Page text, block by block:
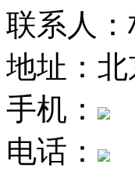
联系人
地址：
手机：
电话：